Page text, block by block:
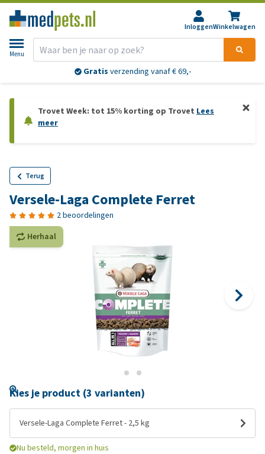
InloggenWinkelwagen
Menu
Gratis verzending vanaf € 69,-
Trovet Week: tot 15% korting op Trovet Lees
meer
Terug
Versele-Laga Complete Ferret
2 beoordelingen
Herhaal
Kies je product (3 varianten)
Versele-Laga Complete Ferret - 2,5 kg
Nu besteld, morgen in huis